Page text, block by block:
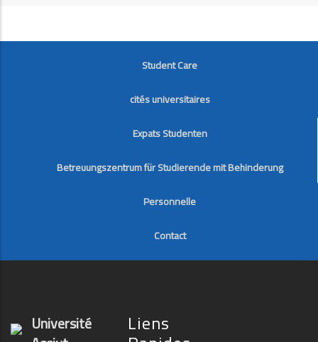
FOOTER
Student Care
cités universitaires
Expats Studenten
Betreuungszentrum für Studierende mit Behinderung
Personnelle
Contact
Université Liens